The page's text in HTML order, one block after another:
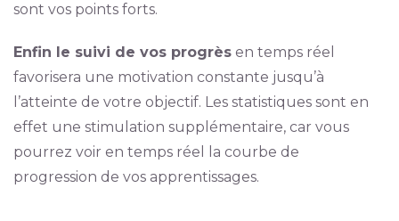
sont vos points forts.
Enfin le suivi de vos progrèsen temps réel
favorisera une motivation constante jusqu’à
l’atteinte de votre objectif. Les statistiques sont en
effet une stimulation supplémentaire, car vous
pourrez voir en temps réel la courbe de
progression de vos apprentissages.